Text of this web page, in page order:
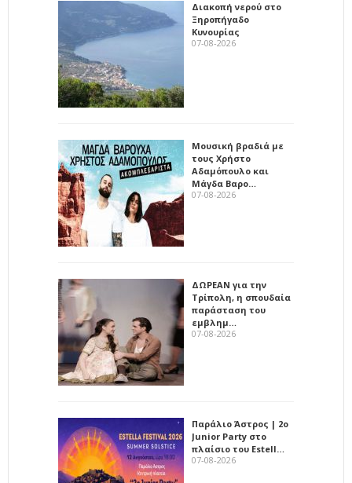
Διακοπή νερού στο
Ξηροπήγαδο
Κυνουρίας
07-08-2026
Μουσική βραδιά με
τους Χρήστο
Αδαμόπουλο και
Μάγδα Βαρο…
07-08-2026
ΔΩΡΕΑΝ για την
Τρίπολη, η σπουδαία
παράσταση του
εμβλημ…
07-08-2026
Παράλιο Άστρος | 2ο
Junior Party στο
πλαίσιο του Estell…
07-08-2026